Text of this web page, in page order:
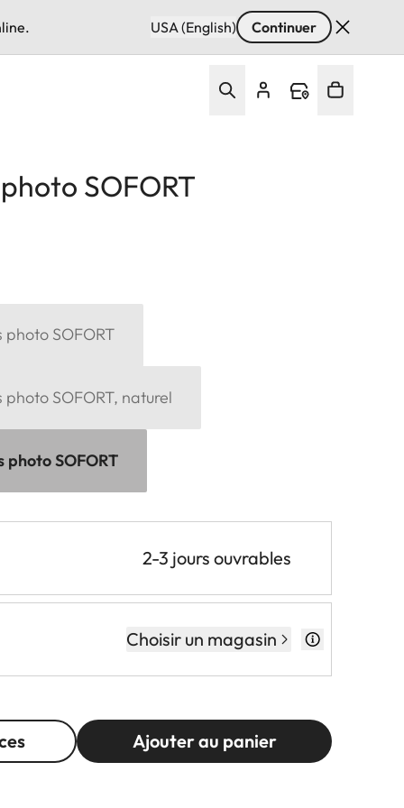
USA (English) Continuer
SOFORT
SOFORT
SOFORT, naturel
photo SOFORT
2-3 jours ouvrables
Choisir un magasin
Ajouter au panier